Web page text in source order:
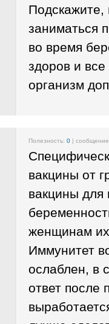
Подскажите,
заниматься
во время
здоров и
организм
Полезность: 0 |
вакцины от
вакцины для
женщинам их
Иммунитет
ослаблен, в
ответ после